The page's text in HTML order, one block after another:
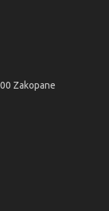
Zakopane